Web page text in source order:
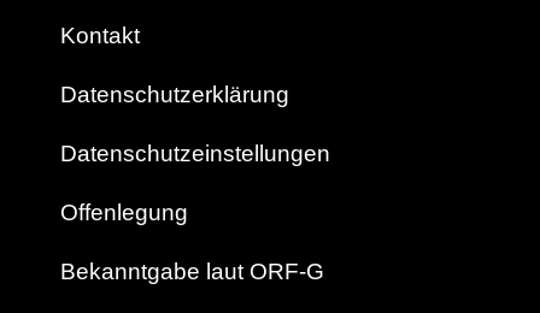
Kontakt
Datenschutzerklärung
Datenschutzeinstellungen
Offenlegung
Bekanntgabe laut ORF-G